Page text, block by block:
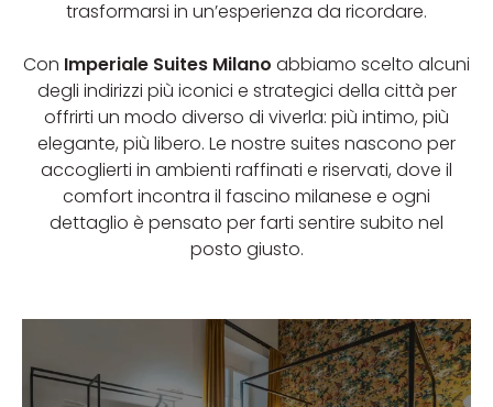
trasformarsi in un’esperienza da ricordare.
Con Imperiale Suites Milanoabbiamo scelto alcuni
degli indirizzi più iconici e strategici della città per
offrirti un modo diverso di viverla: più intimo, più
elegante, più libero. Le nostre suites nascono per
accoglierti in ambienti raffinati e riservati, dove il
comfort incontra il fascino milanese e ogni
dettaglio è pensato per farti sentire subito nel
posto giusto.